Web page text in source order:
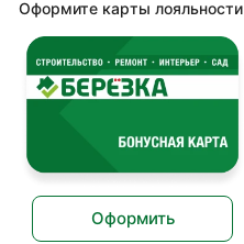
Оформите карты лояльности
Оформить